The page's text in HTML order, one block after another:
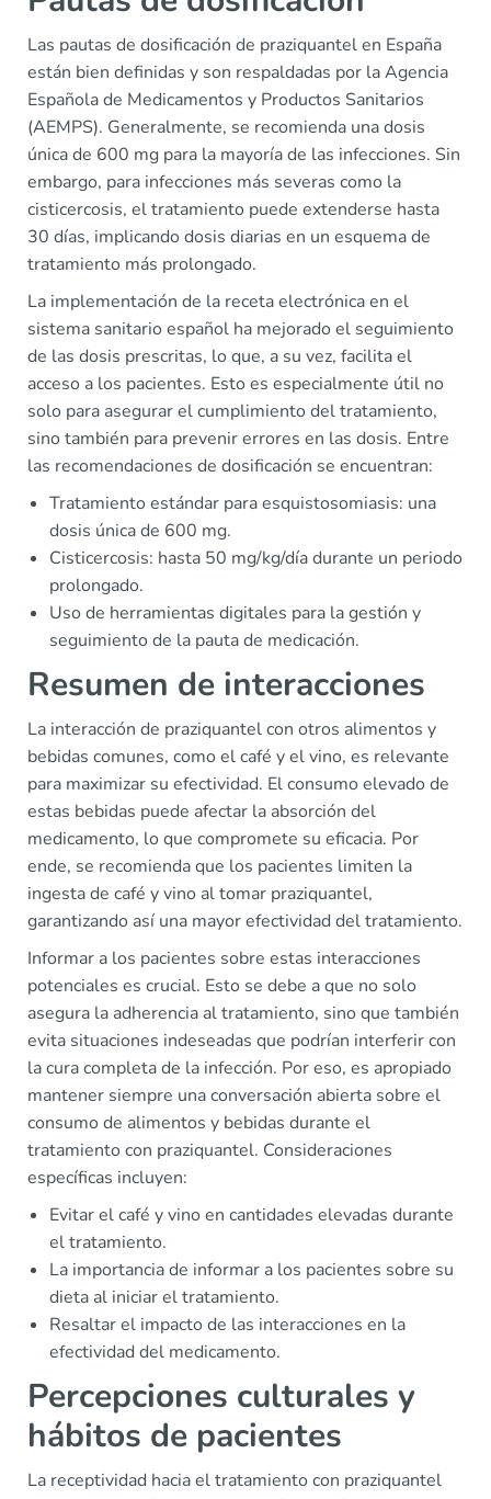
Las pautas de dosificación de praziquantel en España
están bien definidas y son respaldadas por la Agencia
Española de Medicamentos y Productos Sanitarios
(AEMPS). Generalmente, se recomienda una dosis
única de 600 mg para la mayoría de las infecciones. Sin
embargo, para infecciones más severas como la
cisticercosis, el tratamiento puede extenderse hasta
30 días, implicando dosis diarias en un esquema de
tratamiento más prolongado.
La implementación de la receta electrónica en el
sistema sanitario español ha mejorado el seguimiento
de las dosis prescritas, lo que, a su vez, facilita el
acceso a los pacientes. Esto es especialmente útil no
solo para asegurar el cumplimiento del tratamiento,
sino también para prevenir errores en las dosis. Entre
las recomendaciones de dosificación se encuentran:
Tratamiento estándar para esquistosomiasis: una
dosis única de 600 mg.
Cisticercosis: hasta 50 mg/kg/día durante un periodo
prolongado.
Uso de herramientas digitales para la gestión y
seguimiento de la pauta de medicación.
Resumen de interacciones
La interacción de praziquantel con otros alimentos y
bebidas comunes, como el café y el vino, es relevante
para maximizar su efectividad. El consumo elevado de
estas bebidas puede afectar la absorción del
medicamento, lo que compromete su eficacia. Por
ende, se recomienda que los pacientes limiten la
ingesta de café y vino al tomar praziquantel,
garantizando así una mayor efectividad del tratamiento.
Informar a los pacientes sobre estas interacciones
potenciales es crucial. Esto se debe a que no solo
asegura la adherencia al tratamiento, sino que también
evita situaciones indeseadas que podrían interferir con
la cura completa de la infección. Por eso, es apropiado
mantener siempre una conversación abierta sobre el
consumo de alimentos y bebidas durante el
tratamiento con praziquantel. Consideraciones
específicas incluyen:
Evitar el café y vino en cantidades elevadas durante
el tratamiento.
La importancia de informar a los pacientes sobre su
dieta al iniciar el tratamiento.
Resaltar el impacto de las interacciones en la
efectividad del medicamento.
Percepciones culturales y
hábitos de pacientes
La receptividad hacia el tratamiento con praziquantel